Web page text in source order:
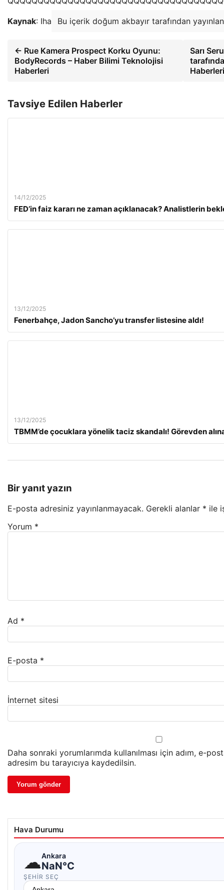
Kaynak: Iha Bu içerik doğum akbayır tarafından
← Rue Kamera Prospect Korku Oyunu:
BodyRecords – Haber Bilimi Teknolojisi
Haberleri
Sarı
Tavsiye Edilen Haberler
14/12/2025
FED’in faiz kararı ne zaman açıklanacak? Analistlerin
13/12/2025
Fenerbahçe, Jadon Sancho’yu transfer listesine aldı!
13/12/2025
TBMM’de çocuklara yönelik taciz skandalı! Görevden
Bir yanıt yazın
E-posta adresiniz yayınlanmayacak. Gerekli alanlar * ile
Yorum *
Ad *
E-posta *
İnternet sitesi
Daha sonraki yorumlarımda kullanılması için adım, e-
adresim bu tarayıcıya kaydedilsin.
Hava Durumu
☁Ankara
NaN°C
ŞEHIR SEÇ